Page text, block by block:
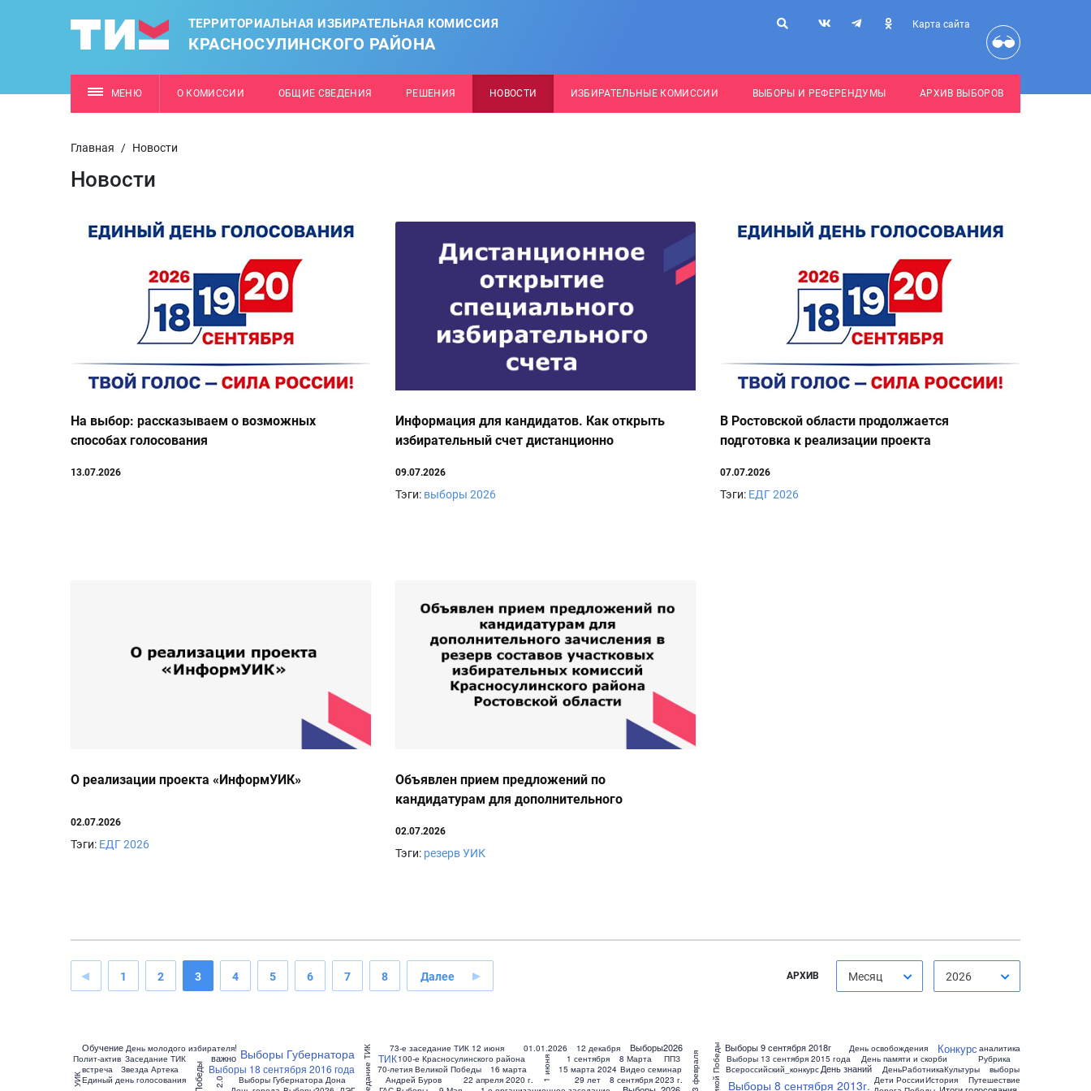
ТЕРРИТОРИАЛЬНАЯ ИЗБИРАТЕЛЬНАЯ КОМИССИЯ
КРАСНОСУЛИНСКОГО РАЙОНА
Карта сайта
МЕНЮ О КОМИССИИ ОБЩИЕ СВЕДЕНИЯ РЕШЕНИЯ НОВОСТИ ИЗБИРАТЕЛЬНЫЕ КОМИССИИ ВЫБОРЫ И РЕФЕРЕНДУМЫ АРХИВ ВЫБОРОВ
Главная / Новости
Новости
На выбор: рассказываем о возможных
способах голосования
13.07.2026
Информация для кандидатов. Как открыть
избирательный счет дистанционно
09.07.2026
Тэги: выборы 2026
В Ростовской области продолжается
подготовка к реализации проекта
07.07.2026
Тэги: ЕДГ 2026
О реализации проекта «ИнформУИК»
02.07.2026
Тэги: ЕДГ 2026
Объявлен прием предложений по
кандидатурам для дополнительного
избирательных комиссий
02.07.2026
Тэги: резерв УИК
1 2 3 4 5 6 7 8 Далее АРХИВ Месяц 2026
01.01.2026
1 июня 1 сентября
100-е Красносулинского района
12 декабря
12 июня
15 марта 2024
16 марта
22 апреля 2020 г.
23 февраля
29 лет
70-летия Великой Победы
73-е заседание ТИК
8 Марта
8 сентября 2023 г.
Андрей Буров
Видео семинар Всероссийский_конкурс
Выборы 13 сентября 2015 года
Выборы 18 сентября 2016 года
Выборы 8 сентября 2013г.
Выборы 9 сентября 2018г
Выборы Губернатора
Выборы Губернатора Дона
Выборы2026
День знаний
День молодого избирателя!
День освобождения
День памяти и скорби
ДеньРаботникаКультуры
Дети России
Единый день голосования
Заседание ТИК
Звезда Артека
История
Конкурс
Обучение
ППЗ
Полит-актив
Путешествие
Рубрика
ТИК
УИК
аналитика
важно
встреча выборы